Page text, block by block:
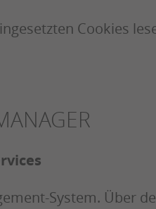
Cookies
System. Über